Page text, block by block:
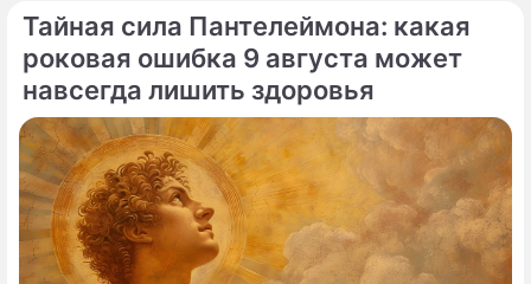
Тайная сила Пантелеймона: какая
роковая ошибка 9 августа может
навсегда лишить здоровья